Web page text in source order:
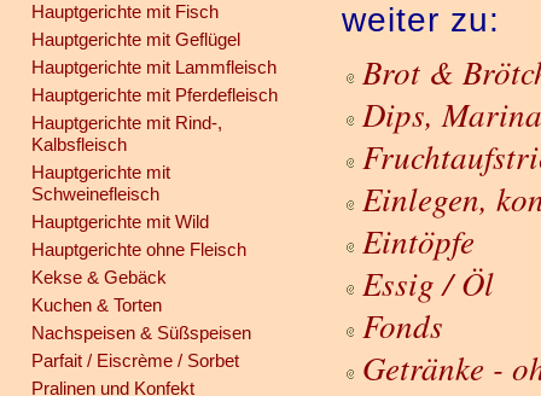
Hauptgerichte mit Fisch
Hauptgerichte mit Geflügel
Hauptgerichte mit Lammfleisch
Hauptgerichte mit Pferdefleisch
Hauptgerichte mit Rind-,
Kalbsfleisch
Hauptgerichte mit
Schweinefleisch
Hauptgerichte mit Wild
Hauptgerichte ohne Fleisch
Kekse & Gebäck
Kuchen & Torten
Nachspeisen & Süßspeisen
Parfait / Eiscrème / Sorbet
Pralinen und Konfekt
weiter zu:
Brot &
Dips,
Einlegen,
Eintöpfe
Essig / Öl
Fonds
Getränke -